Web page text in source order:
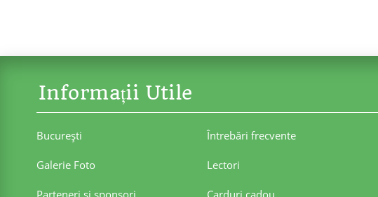
Informații Utile
Bucureşti Întrebări frecvente
Galerie Foto Lectori
Parteneri şi sponsori Carduri cadou